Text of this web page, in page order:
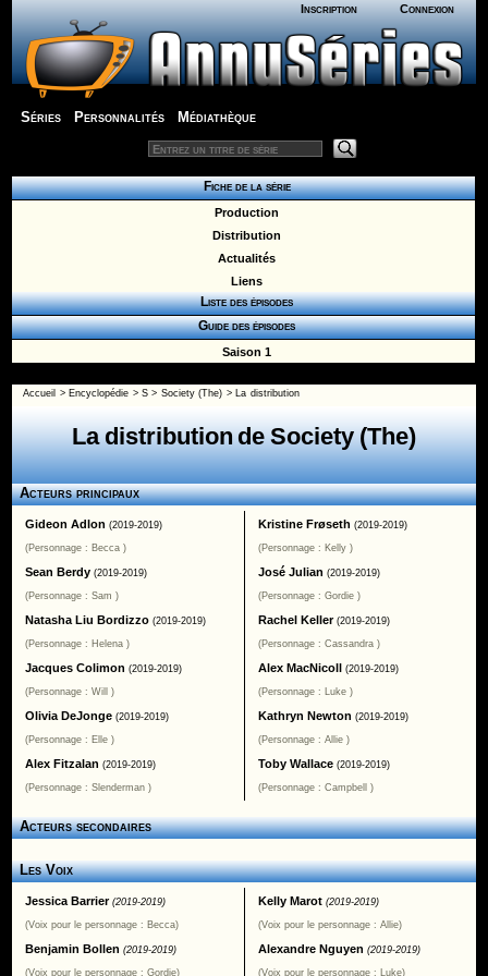
Inscription Connexion
Séries Personnalités Médiathèque
Fiche de la série
Production
Distribution
Actualités
Liens
Liste des épisodes
Guide des épisodes
Saison 1
Accueil > Encyclopédie >S > Society (The) > La distribution
La distribution de Society (The)
Acteurs principaux
Gideon Adlon (2019-2019)
(Personnage : Becca )
Sean Berdy (2019-2019)
(Personnage : Sam )
Natasha Liu Bordizzo (2019-2019)
(Personnage : Helena )
Jacques Colimon (2019-2019)
(Personnage : Will )
Olivia DeJonge (2019-2019)
(Personnage : Elle )
Alex Fitzalan (2019-2019)
(Personnage : Slenderman )
Kristine Frøseth (2019-2019)
(Personnage : Kelly )
José Julian (2019-2019)
(Personnage : Gordie )
Rachel Keller (2019-2019)
(Personnage : Cassandra )
Alex MacNicoll (2019-2019)
(Personnage : Luke )
Kathryn Newton (2019-2019)
(Personnage : Allie )
Toby Wallace (2019-2019)
(Personnage : Campbell )
Acteurs secondaires
Les Voix
Jessica Barrier (2019-2019)
(Voix pour le personnage : Becca)
Benjamin Bollen (2019-2019)
(Voix pour le personnage : Gordie)
Kelly Marot (2019-2019)
(Voix pour le personnage : Allie)
Alexandre Nguyen (2019-2019)
(Voix pour le personnage : Luke)